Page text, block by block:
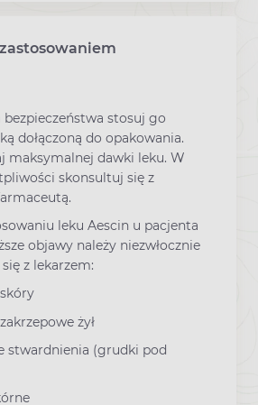
bezpieczeństwa stosuj go
dołączoną do opakowania.
maksymalnej dawki leku. W
skonsultuj się z
leku Aescin u pacjenta
objawy należy niezwłocznie
z lekarzem:
żył
stwardnienia (grudki pod